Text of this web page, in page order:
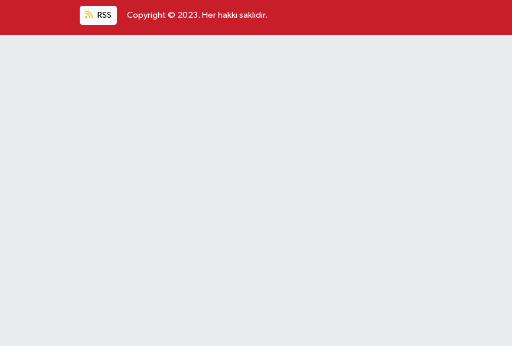
RSS Copyright © 2023. Her hakkı saklıdır.